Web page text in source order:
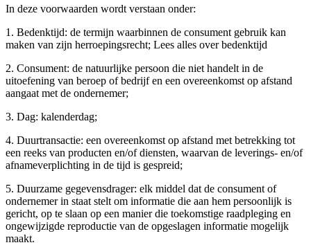
In deze voorwaarden wordt verstaan onder:
1. Bedenktijd: de termijn waarbinnen de consument gebruik kan
maken van zijn herroepingsrecht; Lees alles over bedenktijd
2. Consument: de natuurlijke persoon die niet handelt in de
uitoefening van beroep of bedrijf en een overeenkomst op afstand
aangaat met de ondernemer;
3. Dag: kalenderdag;
4. Duurtransactie: een overeenkomst op afstand met betrekking tot
een reeks van producten en/of diensten, waarvan de leverings- en/of
afnameverplichting in de tijd is gespreid;
5. Duurzame gegevensdrager: elk middel dat de consument of
ondernemer in staat stelt om informatie die aan hem persoonlijk is
gericht, op te slaan op een manier die toekomstige raadpleging en
ongewijzigde reproductie van de opgeslagen informatie mogelijk
maakt.